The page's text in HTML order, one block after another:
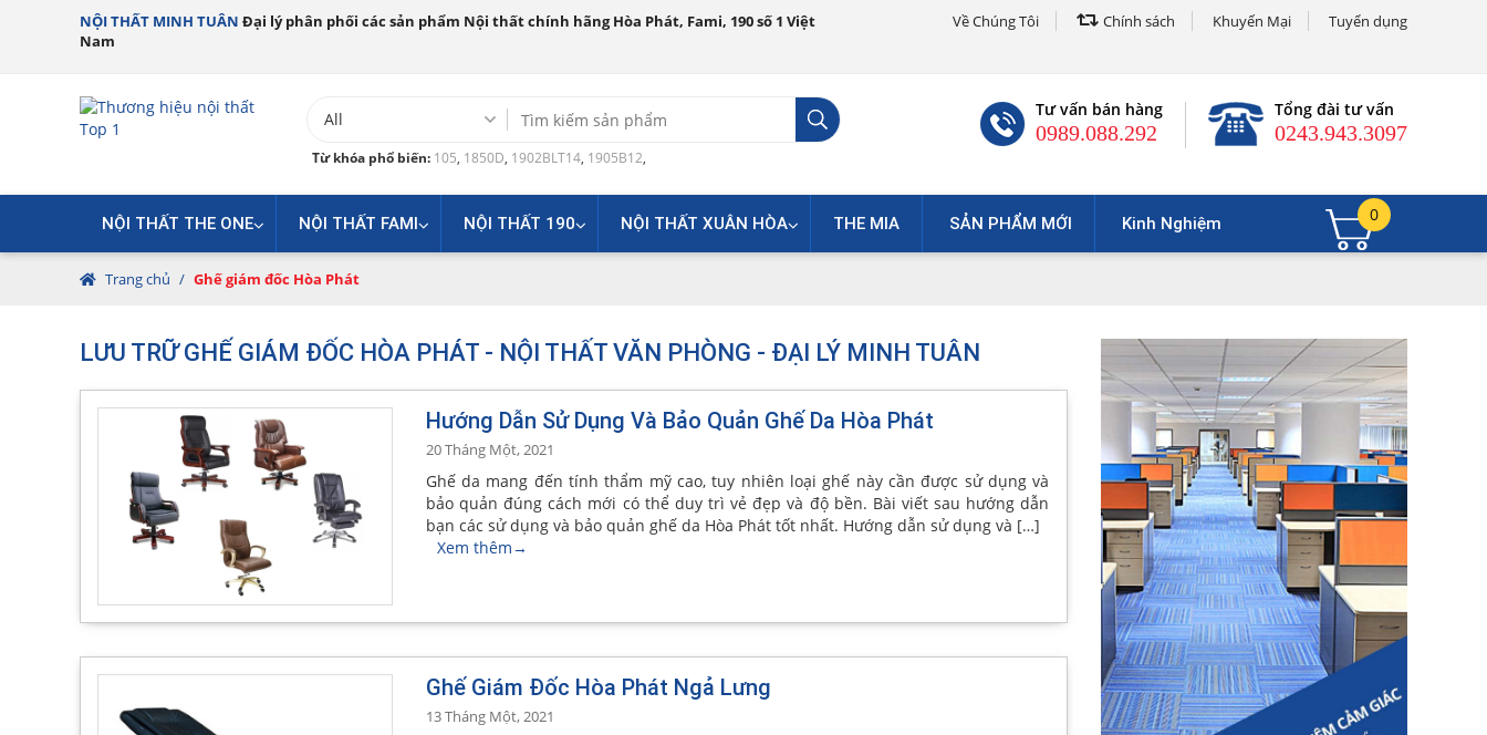
NỘI THẤT MINH TUÂN Đại lý phân phối các sản phẩm Nội thất chính hãng Hòa Phát, Fami, 190 số 1 Việt
Nam
Về Chúng Tôi Chính sách Khuyến Mại Tuyển dụng
for:
Từ khóa phổ biến: 105, 1850D, 1902BLT14, 1905B12,
Tư vấn bán hàng
0989.088.292
Tổng đài tư vấn
0243.943.3097
NỘI THẤT THE ONE NỘI THẤT FAMI NỘI THẤT 190 NỘI THẤT XUÂN HÒA THE MIA SẢN PHẨM MỚI Kinh Nghiệm 0
Trang chủ / Ghế giám đốc Hòa Phát
LƯU TRỮ GHẾ GIÁM ĐỐC HÒA PHÁT - NỘI THẤT VĂN PHÒNG - ĐẠI LÝ MINH TUÂN
Hướng Dẫn Sử Dụng Và Bảo Quản Ghế Da Hòa Phát
20 Tháng Một, 2021
Ghế da mang đến tính thẩm mỹ cao, tuy nhiên loại ghế này cần được sử dụng và
bảo quản đúng cách mới có thể duy trì vẻ đẹp và độ bền. Bài viết sau hướng dẫn
bạn các sử dụng và bảo quản ghế da Hòa Phát tốt nhất. Hướng dẫn sử dụng và […]
Xem thêm→
Ghế Giám Đốc Hòa Phát Ngả Lưng
13 Tháng Một, 2021